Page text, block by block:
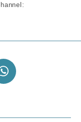
保證金」 43歲女子
周仍升近2%